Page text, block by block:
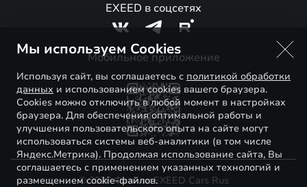
Официальные дилеры
Знаковые клиенты EXEED
Контакты
EXEED в соцсетях
Мобильное приложение
© 2026 Филиал EXEED Cars Rus
Мы используем Cookies
Используя сайт, вы соглашаетесь с политикой обработки
данных и использованием cookies вашего браузера.
Cookies можно отключить в любой момент в настройках
браузера. Для обеспечения оптимальной работы и
улучшения пользовательского опыта на сайте могут
использоваться системы веб-аналитики (в том числе
Яндекс.Метрика). Продолжая использование сайта, Вы
соглашаетесь с применением указанных технологий и
размещением cookie-файлов.